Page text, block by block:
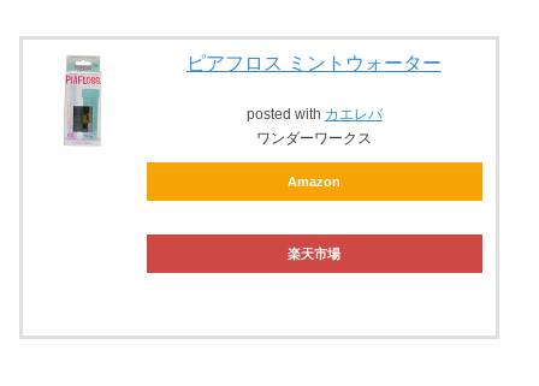
ピアフロス ミントウォーター
posted with カエレバ
ワンダーワークス
Amazon
楽天市場